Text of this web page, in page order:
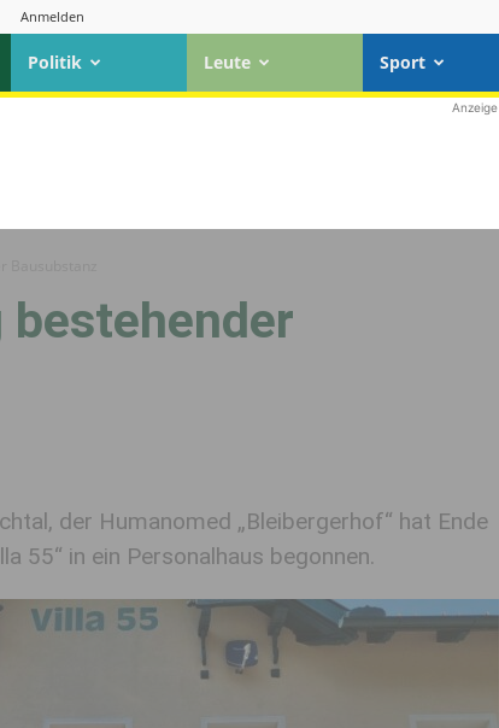
Anmelden
Politik Leute Sport
Anzeige
der Humanomed „Bleibergerhof“ hat Ende
55“ in ein Personalhaus begonnen.